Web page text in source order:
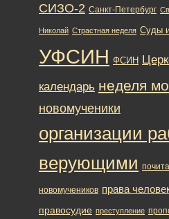
СИЗО-2 Санкт-Петербург
Николай Страстная неделя Суды
УФСИН ФСИН
календарь неделя
новомученики
организации
верующими
новомучеников права
правосудие преступление